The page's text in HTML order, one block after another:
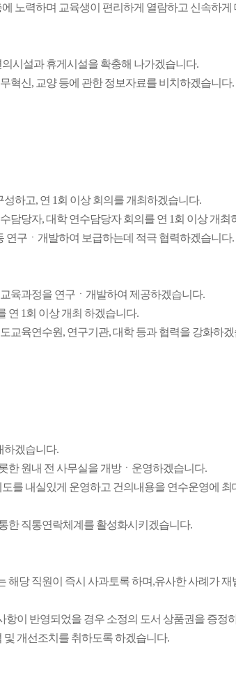
노력하며 교육생이 편리하게 열람하고 신속하
시설과 휴게시설을 확충해 나가겠습니다.
혁신, 교양 등에 관한 정보자료를 비치하겠습니다.
하고, 연 1회 이상 회의를 개최하겠습니다.
담당자, 대학 연수담당자 회의를 연 1회 이상 개최
연구ㆍ개발하여 보급하는데 적극 협력하겠습니다.
육과정을 연구ㆍ개발하여 제공하겠습니다.
연 1회 이상 개최 하겠습니다.
교육연수원, 연구기관, 대학 등과 협력을 강화하
하겠습니다.
한 원내 전 사무실을 개방ㆍ운영하겠습니다.
를 내실있게 운영하고 건의내용을 연수운영에 최
한 직통연락체계를 활성화시키겠습니다.
당 직원이 즉시 사과토록 하며,유사한 사례가 재
이 반영되었을 경우 소정의 도서 상품권을 증정
개선조치를 취하도록 하겠습니다.